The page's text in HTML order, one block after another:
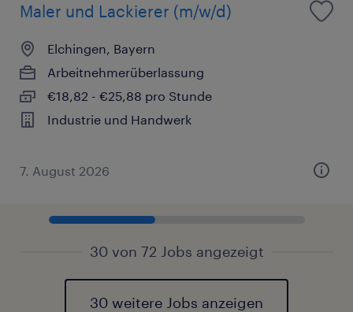
Maler und Lackierer (m/w/d)
Elchingen, Bayern
Arbeitnehmerüberlassung
€18,82 - €25,88 pro Stunde
Industrie und Handwerk
7. August 2026
30 von 72 Jobs angezeigt
30 weitere Jobs anzeigen